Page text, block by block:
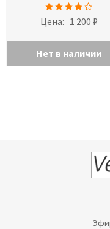
Цена: 1 200 ₽
Нет в наличии